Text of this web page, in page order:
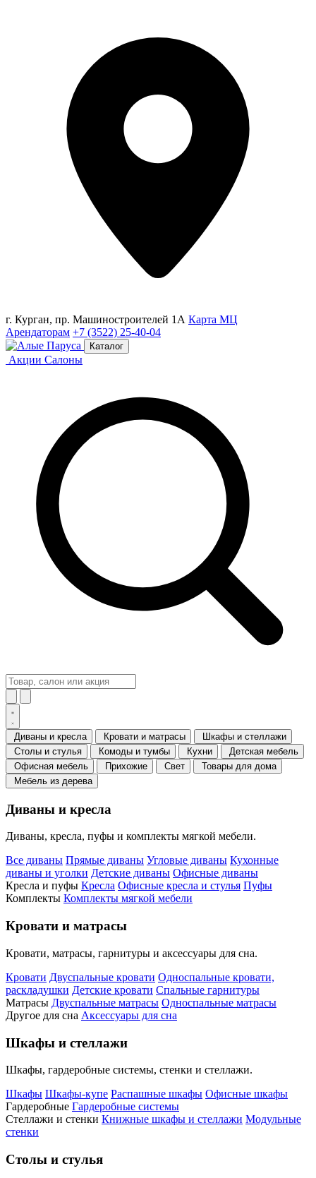
г. Курган, пр. Машиностроителей 1А Карта МЦ
Арендаторам +7 (3522) 25-40-04
Каталог
Акции Салоны
Диваны и кресла Кровати и матрасы
Шкафы и стеллажи
Столы и стулья
Комоды и тумбы Кухни
Детская мебель
Офисная мебель
Прихожие Свет
Товары для дома
Мебель из дерева
Диваны и кресла
Диваны, кресла, пуфы и комплекты мягкой мебели.
Все диваны Прямые диваны Угловые диваны Кухонные
диваны и уголки Детские диваны Офисные диваны
Кресла и пуфы Кресла Офисные кресла и стулья Пуфы
Комплекты Комплекты мягкой мебели
Кровати и матрасы
Кровати, матрасы, гарнитуры и аксессуары для сна.
Кровати Двуспальные кровати Односпальные кровати,
раскладушки Детские кровати Спальные гарнитуры
Матрасы Двуспальные матрасы Односпальные матрасы
Другое для сна Аксессуары для сна
Шкафы и стеллажи
Шкафы, гардеробные системы, стенки и стеллажи.
Шкафы Шкафы-купе Распашные шкафы Офисные шкафы
Гардеробные Гардеробные системы
Стеллажи и стенки Книжные шкафы и стеллажи Модульные
стенки
Столы и стулья